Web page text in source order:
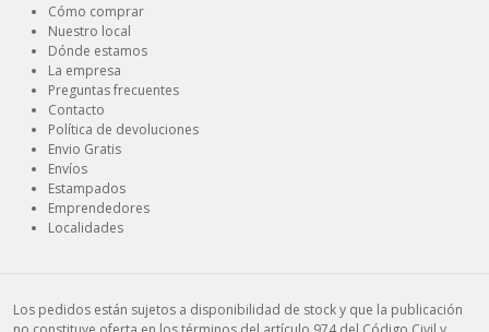
Cómo comprar
Nuestro local
Dónde estamos
La empresa
Preguntas frecuentes
Contacto
Política de devoluciones
Envio Gratis
Envíos
Estampados
Emprendedores
Localidades
Los pedidos están sujetos a disponibilidad de stock y que la publicación